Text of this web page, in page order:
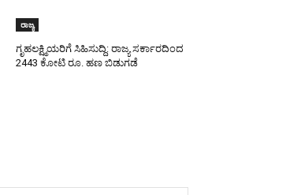
ರಾಜ್ಯ
ಗೃಹಲಕ್ಷ್ಮಿಯರಿಗೆ ಸಿಹಿಸುದ್ದಿ: ರಾಜ್ಯ ಸರ್ಕಾರದಿಂದ
2443 ಕೋಟಿ ರೂ. ಹಣ ಬಿಡುಗಡೆ